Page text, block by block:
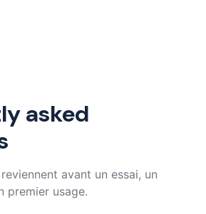
asked
avant un essai, un
premier usage.